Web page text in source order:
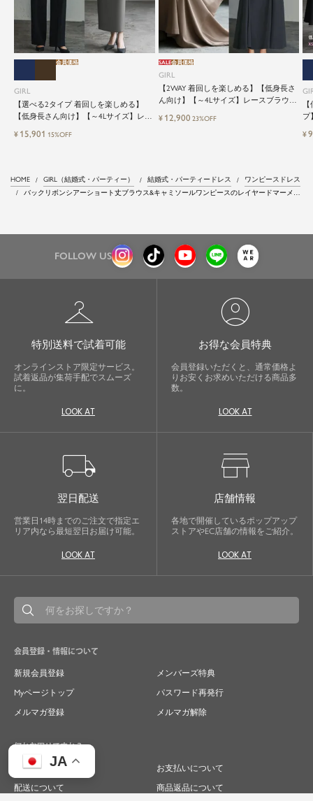
JA
GIRL
【選べる2タイプ 着回しを楽しめる】
【低身長さん向け】【～4Lサイズ】レイ
カートorワイドパンツセットアップロン
会員価格
¥ 15,901 15%OFF
GIRL
【2WAY 着回しを楽しめる】【低身長さ
ん向け】【～4Lサイズ】レースブラウス
ング結婚式ワンピース
SALE会員価格
¥ 12,900 23%OFF
プ
¥
HOME GIRL（結婚式・パーティー） 結婚式・パーティードレス
ワンピースドレス
バックリボンシアーショート丈ブラウス&キャミソールワンピースのレイヤードマーメイ
FOLLOW US
checkroom
特別送料で試着可能
オンラインストア限定サービス。
試着返品が集荷手配でスムーズ
に。
LOOK AT
account_circle
お得な会員特典
会員登録いただくと、通常価格よ
りお安くお求めいただける商品多
数。
LOOK AT
local_shipping
翌日配送
営業日14時までのご注文で指定エ
リア内なら最短翌日お届け可能。
LOOK AT
store
店舗情報
各地で開催しているポップアップ
ストアやEC店舗の情報をご紹介。
LOOK AT
会員登録・情報について
新規会員登録
メンバーズ特典
Myページトップ
パスワード再発行
メルマガ登録
メルマガ解除
何かお困りですか？
ご注文について
お支払いについて
配送について
商品返品について